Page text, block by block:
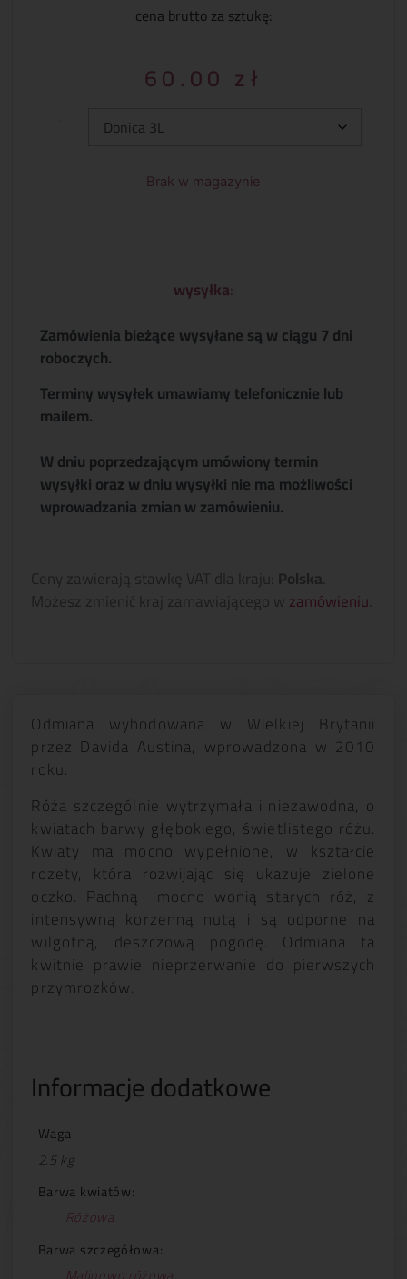
cena brutto za sztukę:
60.00 zł
Brak w magazynie
wysyłka:
Zamówienia bieżące wysyłane są w ciągu 7 dni
roboczych.
Terminy wysyłek umawiamy telefonicznie lub
mailem.
W dniu poprzedzającym umówiony termin
wysyłki oraz w dniu wysyłki nie ma możliwości
wprowadzania zmian w zamówieniu.
Ceny zawierają stawkę VAT dla kraju: Polska
Możesz zmienić kraj zamawiającego wzamówieniu
Odmiana wyhodowana w Wielkiej Brytanii
przez Davida Austina, wprowadzona w 2010
roku.
Róża szczególnie wytrzymała i niezawodna, o
kwiatach barwy głębokiego, świetlistego różu.
Kwiaty ma mocno wypełnione, w kształcie
rozety, która rozwijając się ukazuje zielone
oczko. Pachną mocno wonią starych róż, z
intensywną korzenną nutą i są odporne na
wilgotną, deszczową pogodę. Odmiana ta
kwitnie prawie nieprzerwanie do pierwszych
przymrozków.
Informacje dodatkowe
Waga
2.5 kg
Barwa kwiatów:
Różowa
Barwa szczegółowa: